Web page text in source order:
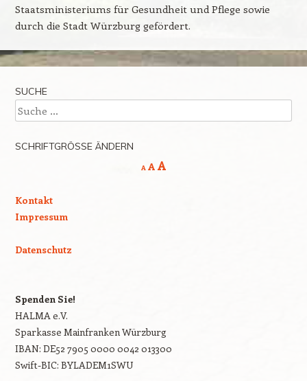
Staatsministeriums für Gesundheit und Pflege sowie
durch die Stadt Würzburg gefördert.
SUCHE
Suche
SCHRIFTGRÖSSE ÄNDERN
A
Decrease
font
A Reset
AIncrease
Kontakt
Impressum
Datenschutz
Spenden Sie!
HALMA e.V.
Sparkasse Mainfranken Würzburg
IBAN: DE52 7905 0000 0042 013300
Swift-BIC: BYLADEM1SWU